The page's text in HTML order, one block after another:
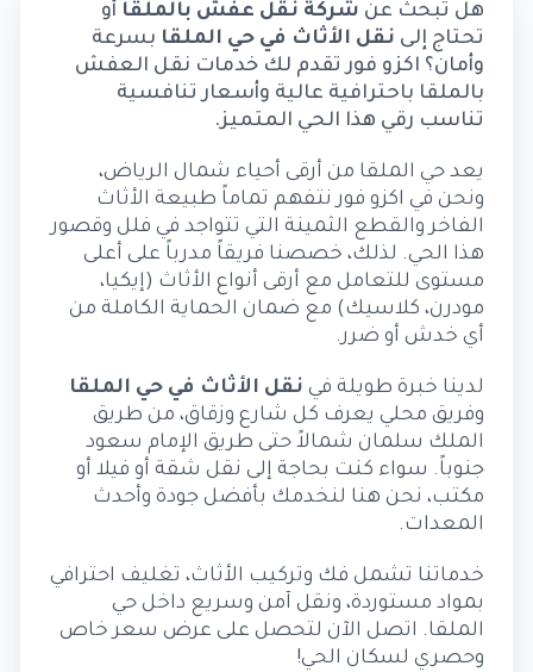
هل تبحث عن شركة نقل عفش بالملقا أو
تحتاج إلى نقل الأثاث في حي الملقا بسرعة
وأمان؟ اكزو فور تقدم لك خدمات نقل العفش
بالملقا باحترافية عالية وأسعار تنافسية
تناسب رقي هذا الحي المتميز.
يعد حي الملقا من أرقى أحياء شمال الرياض،
ونحن في اكزو فور نتفهم تماماً طبيعة الأثاث
الفاخر والقطع الثمينة التي تتواجد في فلل وقصور
هذا الحي. لذلك، خصصنا فريقاً مدرباً على أعلى
مستوى للتعامل مع أرقى أنواع الأثاث (إيكيا،
مودرن، كلاسيك) مع ضمان الحماية الكاملة من
أي خدش أو ضرر.
لدينا خبرة طويلة في نقل الأثاث في حي الملقا
وفريق محلي يعرف كل شارع وزقاق، من طريق
الملك سلمان شمالاً حتى طريق الإمام سعود
جنوباً. سواء كنت بحاجة إلى نقل شقة أو فيلا أو
مكتب، نحن هنا لنخدمك بأفضل جودة وأحدث
المعدات.
خدماتنا تشمل فك وتركيب الأثاث، تغليف احترافي
بمواد مستوردة، ونقل آمن وسريع داخل حي
الملقا. اتصل الآن لتحصل على عرض سعر خاص
وحصري لسكان الحي!